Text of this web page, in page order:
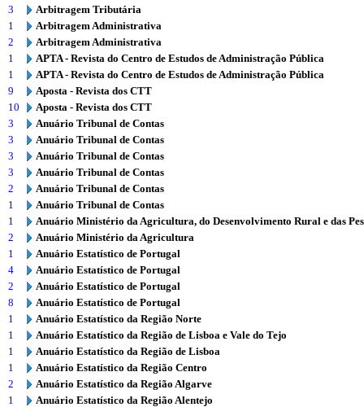
3
Arbitragem Tributária
1
Arbitragem Administrativa
2
Arbitragem Administrativa
1
APTA - Revista do Centro de Estudos de Administração Pública
1
APTA - Revista do Centro de Estudos de Administração Pública
9
Aposta - Revista dos CTT
10
Aposta - Revista dos CTT
3
Anuário Tribunal de Contas
3
Anuário Tribunal de Contas
3
Anuário Tribunal de Contas
3
Anuário Tribunal de Contas
2
Anuário Tribunal de Contas
1
Anuário Tribunal de Contas
1
Anuário Ministério da Agricultura, do Desenvolvimento Rural e das
2
Anuário Ministério da Agricultura
1
Anuário Estatístico de Portugal
4
Anuário Estatístico de Portugal
2
Anuário Estatístico de Portugal
8
Anuário Estatístico de Portugal
1
Anuário Estatístico da Região Norte
1
Anuário Estatístico da Região de Lisboa e Vale do Tejo
1
Anuário Estatístico da Região de Lisboa
1
Anuário Estatístico da Região Centro
2
Anuário Estatístico da Região Algarve
1
Anuário Estatístico da Região Alentejo